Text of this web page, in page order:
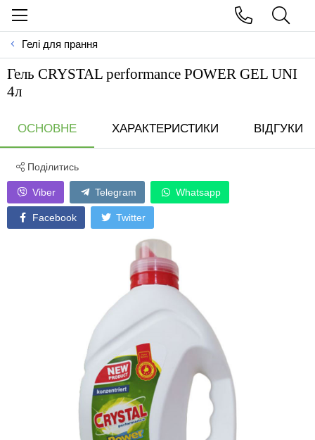
Гелі для прання
Гель CRYSTAL performance POWER GEL UNI
4л
ОСНОВНЕ ХАРАКТЕРИСТИКИ ВІДГУКИ
Поділитись
Viber Telegram Whatsapp
Facebook Twitter